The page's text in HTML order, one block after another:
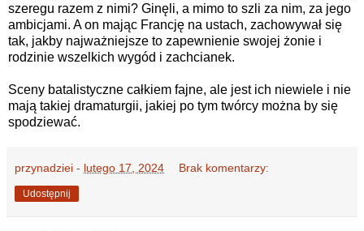
szeregu razem z nimi? Ginęli, a mimo to szli za nim, za jego
ambicjami. A on mając Francję na ustach, zachowywał się
tak, jakby najważniejsze to zapewnienie swojej żonie i
rodzinie wszelkich wygód i zachcianek.
Sceny batalistyczne całkiem fajne, ale jest ich niewiele i nie
mają takiej dramaturgii, jakiej po tym twórcy można by się
spodziewać.
przynadziei - lutego 17, 2024 Brak komentarzy:
Udostępnij